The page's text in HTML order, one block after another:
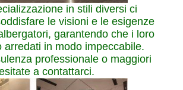
in stili diversi ci
le visioni e le esigenze
garantendo che i loro
arredati in modo impeccabile.
professionale o maggiori
a contattarci.